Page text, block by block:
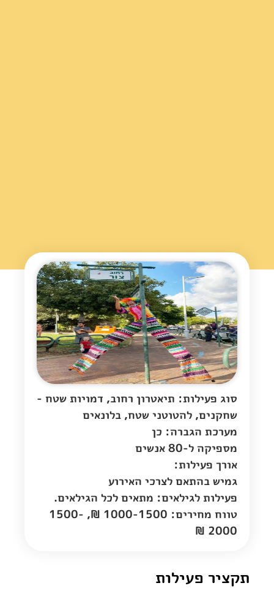
סוג פעילות: תיאטרון רחוב, דמויות שטח -
שחקנים, להטוטני שטח, בלונאים
מערכת הגברה: כן
מספיקה ל-80 אנשים
אורך פעילות:
גמיש בהתאם לצרכי האירוע
פעילות לגילאים: מתאים לכל הגילאים.
טווח מחירים: 1000-1500 ₪, 1500-
2000 ₪
תקציר פעילות